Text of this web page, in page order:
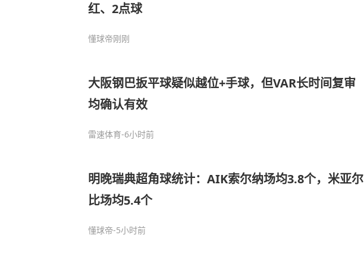
红、2点球
懂球帝刚刚
大阪钢巴扳平球疑似越位+手球，但VAR长时间复审
均确认有效
雷速体育-6小时前
明晚瑞典超角球统计：AIK索尔纳场均3.8个，米亚尔
比场均5.4个
懂球帝-5小时前